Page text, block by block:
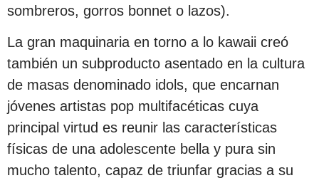
sombreros, gorros bonnet o lazos).
La gran maquinaria en torno a lo kawaii creó
también un subproducto asentado en la cultura
de masas denominado idols, que encarnan
jóvenes artistas pop multifacéticas cuya
principal virtud es reunir las características
físicas de una adolescente bella y pura sin
mucho talento, capaz de triunfar gracias a su